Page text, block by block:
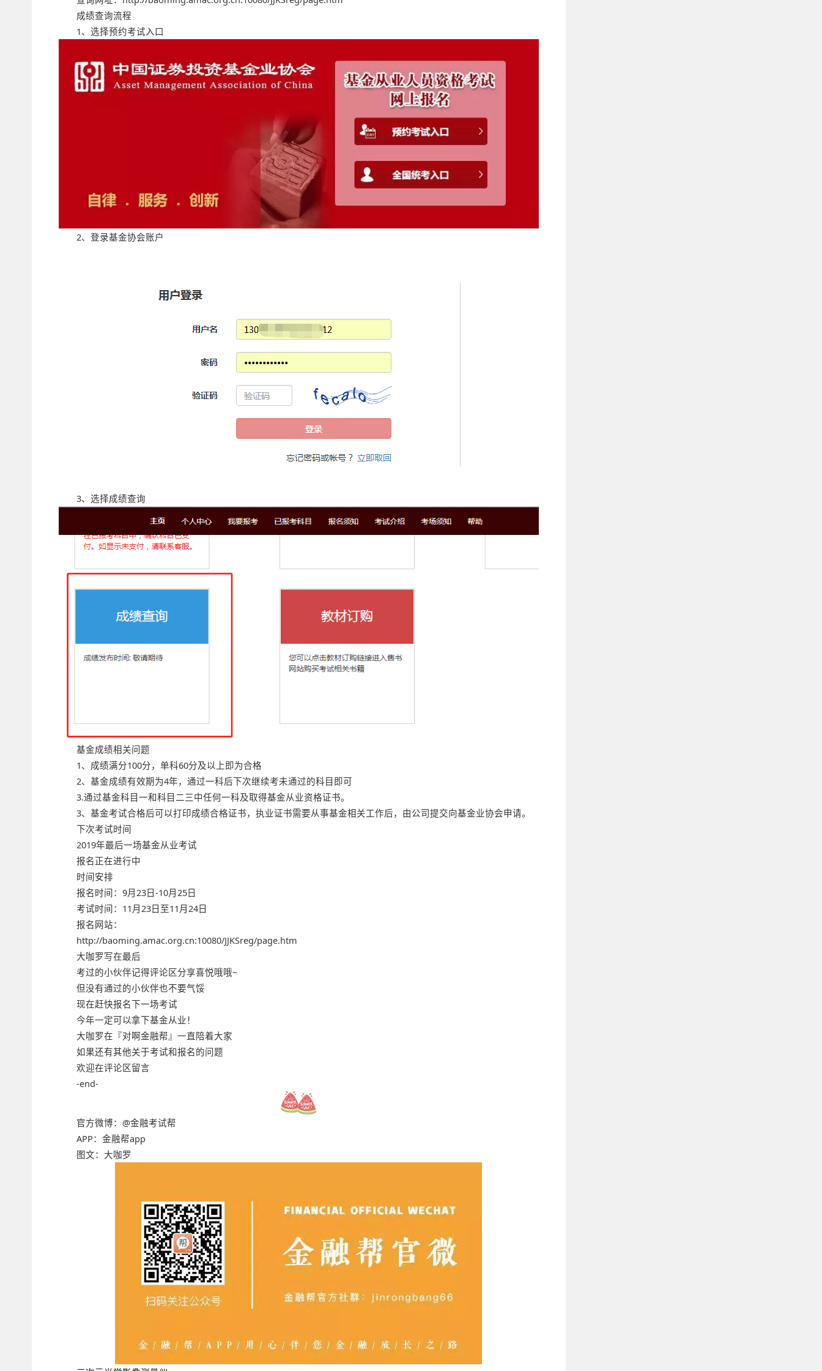
成绩查询流程
1、选择预约考试入口
2、登录基金协会账户
3、选择成绩查询
基金成绩相关问题
1、成绩满分100分，单科60分及以上即为合格
2、基金成绩有效期为4年，通过一科后下次继续考未通过的科目即可
3.通过基金科目一和科目二三中任何一科及取得基金从业资格证书。
3、基金考试合格后可以打印成绩合格证书，执业证书需要从事基金相关工作后，由公司提交向基金业协会申请。
下次考试时间
2019年最后一场基金从业考试
报名正在进行中
时间安排
报名时间：9月23日-10月25日
考试时间：11月23日至11月24日
报名网站：
http://baoming.amac.org.cn:10080/JJKSreg/page.htm
大咖罗写在最后
考过的小伙伴记得评论区分享喜悦哦哦~
但没有通过的小伙伴也不要气馁
现在赶快报名下一场考试
今年一定可以拿下基金从业！
大咖罗在『对啊金融帮』一直陪着大家
如果还有其他关于考试和报名的问题
欢迎在评论区留言
-end-
官方微博：@金融考试帮
APP：金融帮app
图文：大咖罗